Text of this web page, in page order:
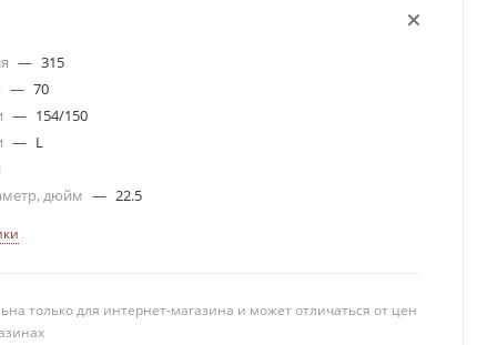
— 315
— 70
— 154/150
— L
дюйм — 22.5
только для интернет-магазина и может отличаться от цен